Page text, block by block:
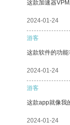
这款加速器
2024-01-24
游客
这款软件的功能
2024-01-24
游客
这款app就像我
2024-01-24